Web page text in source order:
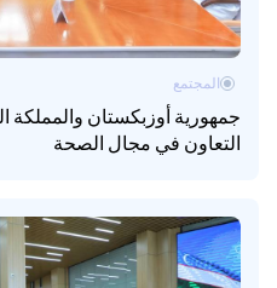
جمهورية أوزبكستان والمملكة
التعاون في مجال الصحة
المجتمع